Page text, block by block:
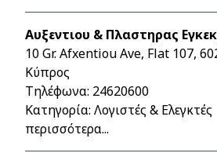
Αυξεντιου & Πλαστηρας
10 Gr. Afxentiou Ave, Flat 107,
Κύπρος
Τηλέφωνα: 24620600
Κατηγορία: Λογιστές & Ελεγκτές
περισσότερα...